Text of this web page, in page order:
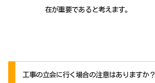
在が重要であると考えます。
工事の立会に行く場合の注意はありますか？